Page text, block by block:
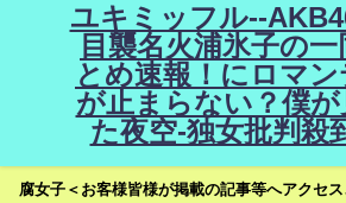
ユキミッフル--
目襲名火浦氷子の一
とめ速報！にロマン
が止まらない？僕が
た夜空-独女批判殺
腐女子＜お客様皆様が掲載の記事等へアクセ